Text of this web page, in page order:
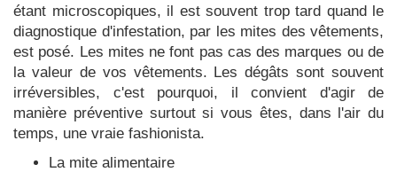
étant microscopiques, il est souvent trop tard quand le
diagnostique d'infestation, par les mites des vêtements,
est posé. Les mites ne font pas cas des marques ou de
la valeur de vos vêtements. Les dégâts sont souvent
irréversibles, c'est pourquoi, il convient d'agir de
manière préventive surtout si vous êtes, dans l'air du
temps, une vraie fashionista.
La mite alimentaire